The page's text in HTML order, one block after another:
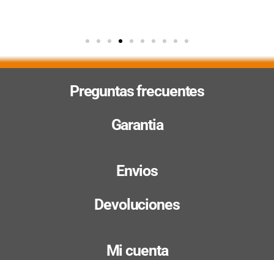
Preguntas frecuentes
Garantia
Envios
Devoluciones
Mi cuenta